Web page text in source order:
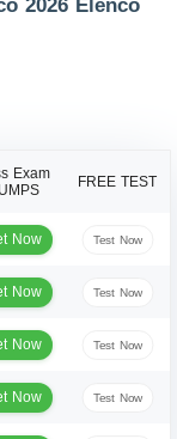
2026 Elenco
Exam
FREE TEST
Now Test Now
Now Test Now
Now Test Now
Now Test Now